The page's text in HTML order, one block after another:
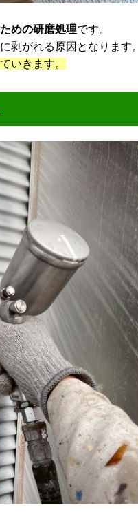
めの研磨処理です。
剥がれる原因となります。
いきます。